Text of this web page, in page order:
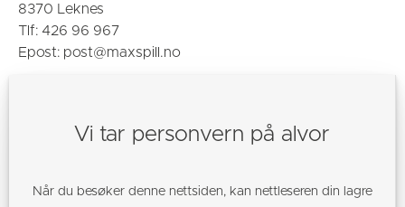
8370 Leknes
Tlf: 426 96 967
Epost: post@maxspill.no
NARVIK
8815 Narvik
Vi tar personvern på alvor
Når du besøker denne nettsiden, kan nettleseren din lagre